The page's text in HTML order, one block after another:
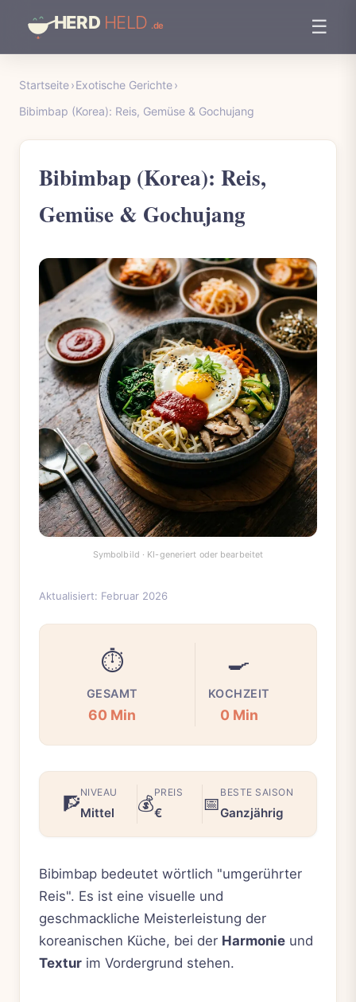
☰
Startseite›Exotische Gerichte›
Bibimbap (Korea): Reis, Gemüse & Gochujang
Bibimbap (Korea): Reis,
Gemüse & Gochujang
Aktualisiert: Februar 2026
⏱️
GESAMT
60 Min
🍳
KOCHZEIT
0 Min
🧗
NIVEAU
Mittel 💰
PREIS
€ 📅
BESTE SAISON
Ganzjährig
Bibimbap bedeutet wörtlich "umgerührter
Reis". Es ist eine visuelle und
geschmackliche Meisterleistung der
koreanischen Küche, bei der Harmonie und
Textur im Vordergrund stehen.